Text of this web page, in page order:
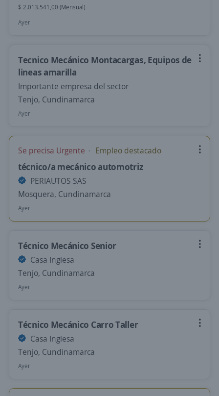
$ 2.013.541,00 (Mensual)
Ayer
Tecnico Mecánico Montacargas, Equipos de
lineas amarilla
Importante empresa del sector
Tenjo, Cundinamarca
Ayer
Se precisa Urgente Empleo destacado
técnico/a mecánico automotriz
PERIAUTOS SAS
Mosquera, Cundinamarca
Ayer
Técnico Mecánico Senior
Casa Inglesa
Tenjo, Cundinamarca
Ayer
Técnico Mecánico Carro Taller
Casa Inglesa
Tenjo, Cundinamarca
Ayer